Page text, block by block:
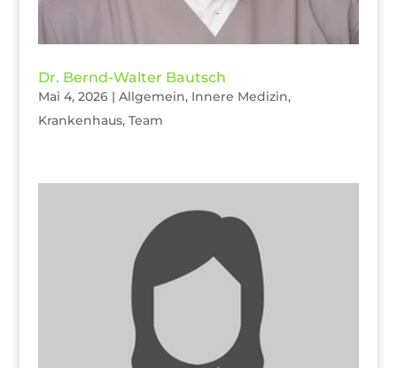
Dr. Bernd-Walter Bautsch
Mai 4, 2026| Allgemein, Innere Medizin,
Krankenhaus, Team